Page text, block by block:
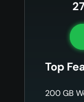
Top
200 GB